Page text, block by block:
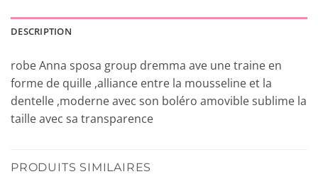
DESCRIPTION
robe Anna sposa group dremma ave une traine en
forme de quille ,alliance entre la mousseline et la
dentelle ,moderne avec son boléro amovible sublime la
taille avec sa transparence
PRODUITS SIMILAIRES